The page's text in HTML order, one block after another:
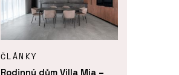
ČLÁNKY
Rodinný dům Villa Mia –